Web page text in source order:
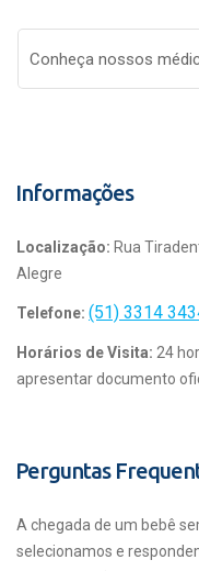
Conheça nossos
Informações
Localização: Rua
Alegre
Telefone: (51) 3314
Horários de Visita: 24
apresentar documento
Perguntas
A chegada de um bebê
selecionamos e